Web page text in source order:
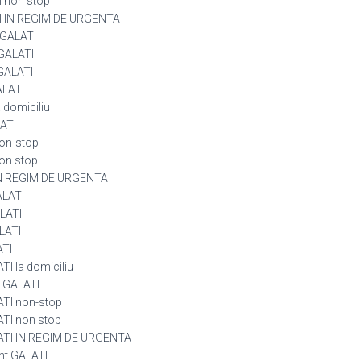
REGIM DE URGENTA
domiciliu
stop
stop
DE URGENTA
la domiciliu
non-stop
non stop
IN REGIM DE URGENTA
GALATI